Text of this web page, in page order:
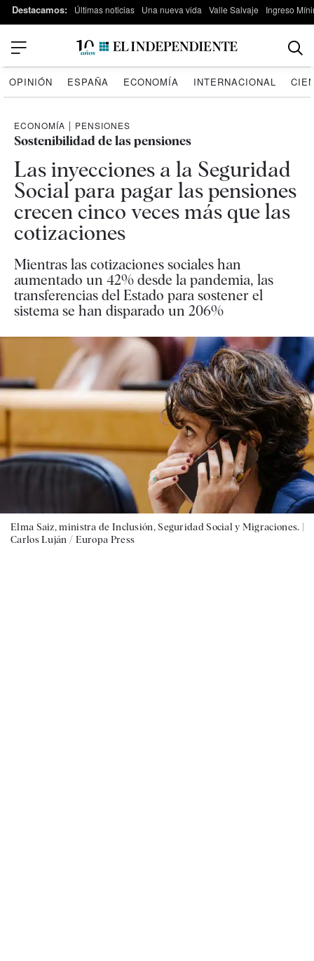
Destacamos: Últimas noticias Una nueva vida Valle Salvaje Ingreso
OPINIÓN ESPAÑA ECONOMÍA INTERNACIONAL
ECONOMÍA | PENSIONES
Sostenibilidad de las pensiones
Las inyecciones a la Seguridad
Social para pagar las pensiones
crecen cinco veces más que las
cotizaciones
Mientras las cotizaciones sociales han
aumentado un 42% desde la pandemia, las
transferencias del Estado para sostener el
sistema se han disparado un 206%
Elma Saiz, ministra de Inclusión, Seguridad Social y Migraciones. |
Carlos Luján / Europa Press